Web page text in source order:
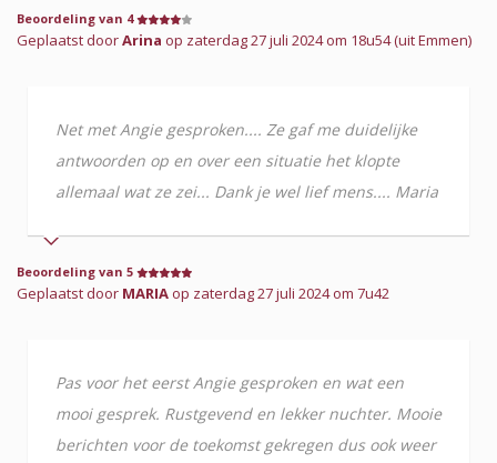
Beoordeling van 4
Geplaatst doorArina op zaterdag 27 juli 2024 om 18u54 (uit Emmen)
Net met Angie gesproken.... Ze gaf me duidelijke
antwoorden op en over een situatie het klopte
allemaal wat ze zei... Dank je wel lief mens.... Maria
Beoordeling van 5
Geplaatst door MARIAop zaterdag 27 juli 2024 om 7u42
Pas voor het eerst Angie gesproken en wat een
mooi gesprek. Rustgevend en lekker nuchter. Mooie
berichten voor de toekomst gekregen dus ook weer